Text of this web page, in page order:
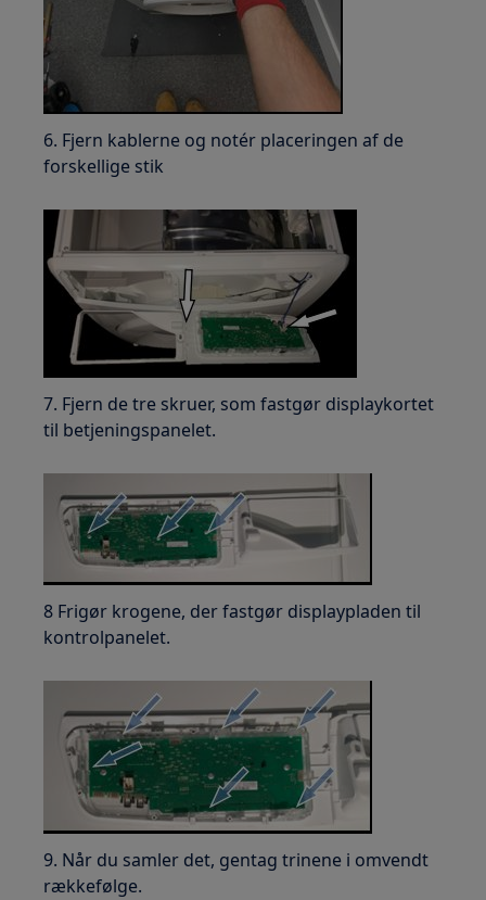
6. Fjern kablerne og notér placeringen af de
forskellige stik
7. Fjern de tre skruer, som fastgør displaykortet
til betjeningspanelet.
8 Frigør krogene, der fastgør displaypladen til
kontrolpanelet.
9. Når du samler det, gentag trinene i omvendt
rækkefølge.